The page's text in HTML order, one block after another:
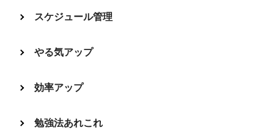
スケジュール管理
やる気アップ
効率アップ
勉強法あれこれ